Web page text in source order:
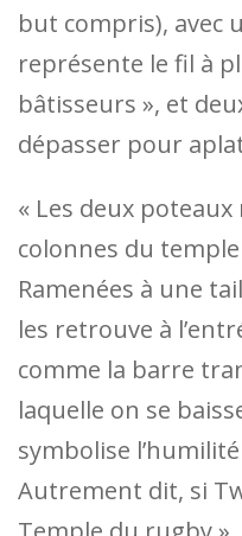
but compris), avec
représente le fil à
bâtisseurs », et
dépasser pour
« Les deux
colonnes du
Ramenées à une
les retrouve à
comme la barre
laquelle on se
symbolise
Autrement dit, si